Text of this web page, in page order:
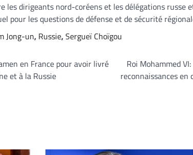
les dirigeants nord-coréens et les délégations russe
pour les questions de défense et de sécurité
Jong-un, Russie,Sergueï Choïgou
en France pour avoir livré
et à la Russie
Roi Mohammed
reconnaissances en